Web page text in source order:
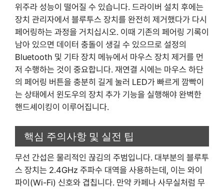
위주라 성능이 떨어질 수 있습니다. 드라이버 설치 후에는
장치 관리자에서 블루투스 장치를 완전히 제거했다가 다시
페어링하는 과정을 거치십시오. 이때 기존의 페어링 기록이
남아 있으면 데이터 충돌이 생길 수 있으므로 설정의
Bluetooth 및 기타 장치 메뉴에서 마우스 장치 제거를 먼
저 수행하는 것이 중요합니다. 재연결 시에는 마우스 하단
의 페어링 버튼을 충분히 길게 눌러 LED가 빠르게 깜빡이
는 상태에서 윈도우의 장치 추가 기능을 실행해야 완벽한
핸드셰이킹이 이루어집니다.
핵심 주의사항 및 실전 팁
무선 간섭은 물리적인 끊김의 주범입니다. 대부분의 블루투
스 장치는 2.4GHz 주파수 대역을 사용하는데, 이는 와이
파이(Wi-Fi) 신호와 겹칩니다. 만약 카페나 사무실처럼 무